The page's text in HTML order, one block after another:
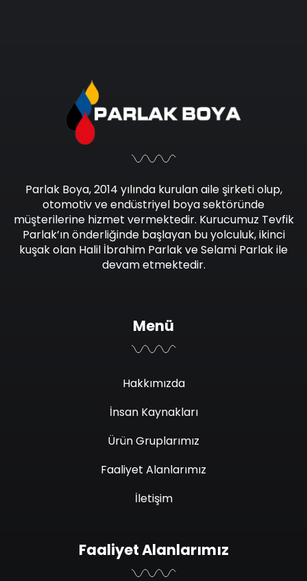
Parlak Boya, 2014 yılında kurulan aile şirketi olup,
otomotiv ve endüstriyel boya sektöründe
müşterilerine hizmet vermektedir. Kurucumuz Tevfik
Parlak’ın önderliğinde başlayan bu yolculuk, ikinci
kuşak olan Halil İbrahim Parlak ve Selami Parlak ile
devam etmektedir.
Menü
Hakkımızda
İnsan Kaynakları
Ürün Gruplarımız
Faaliyet Alanlarımız
İletişim
Faaliyet Alanlarımız